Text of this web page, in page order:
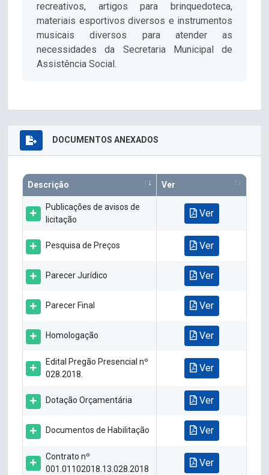
recreativos, artigos para brinquedoteca,
materiais esportivos diversos e instrumentos
musicais diversos para atender as
necessidades da Secretaria Municipal de
Assistência Social.
DOCUMENTOS ANEXADOS
Descrição Ver
Publicações de avisos de
licitação
Ver
Pesquisa de Preços Ver
Parecer Jurídico Ver
Parecer Final Ver
Homologação Ver
Edital Pregão Presencial nº
028.2018.
Ver
Dotação Orçamentária Ver
Documentos de Habilitação Ver
Contrato nº
001.01102018.13.028.2018
Ver